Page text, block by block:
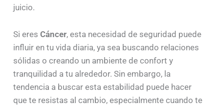
juicio.
Si eres Cáncer, esta necesidad de seguridad puede
influir en tu vida diaria, ya sea buscando relaciones
sólidas o creando un ambiente de confort y
tranquilidad a tu alrededor. Sin embargo, la
tendencia a buscar esta estabilidad puede hacer
que te resistas al cambio, especialmente cuando te